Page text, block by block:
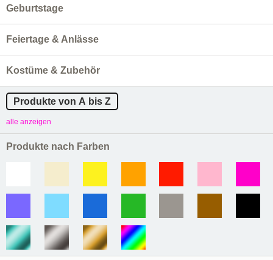
Geburtstage
Feiertage & Anlässe
Kostüme & Zubehör
Produkte von A bis Z
alle anzeigen
Produkte nach Farben